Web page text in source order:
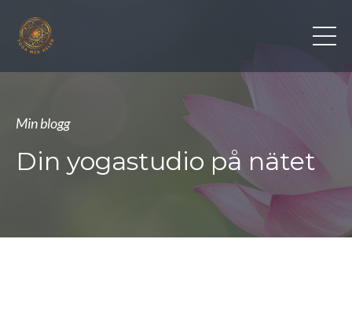
Min blogg
Din yogastudio på nätet